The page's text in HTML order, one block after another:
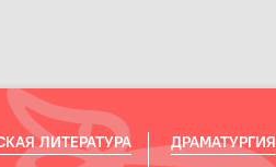
ЛИТЕРАТУРА ДРАМАТУРГИЯ